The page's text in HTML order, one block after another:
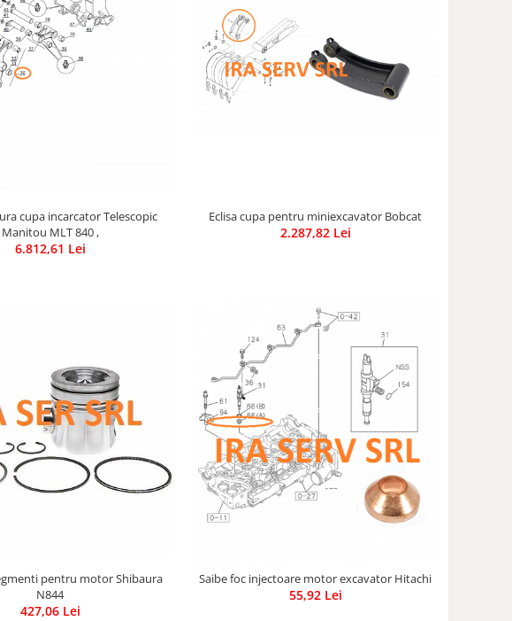
cupa incarcator Telescopic
Manitou MLT 840 ,
6.812,61 Lei
Eclisa cupa pentru miniexcavator Bobcat
2.287,82 Lei
pentru motor Shibaura
N844
427,06 Lei
Saibe foc injectoare motor excavator Hitachi
55,92 Lei